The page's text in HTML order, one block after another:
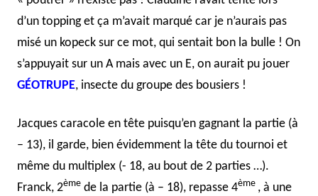
d’un topping et ça m’avait marqué car je n’aurais pas
misé un kopeck sur ce mot, qui sentait bon la bulle ! On
s’appuyait sur un A mais avec un E, on aurait pu jouer
GÉOTRUPE, insecte du groupe des bousiers !
Jacques caracole en tête puisqu’en gagnant la partie (à
– 13), il garde, bien évidemment la tête du tournoi et
même du multiplex (- 18, au bout de 2 parties …).
Franck, 2ème de la partie (à – 18), repasse 4ème , à une